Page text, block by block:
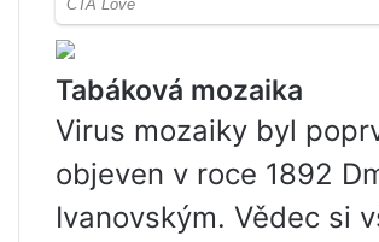
Tabáková mozaika
Virus mozaiky byl
objeven v roce 1892
Ivanovským. Vědec si